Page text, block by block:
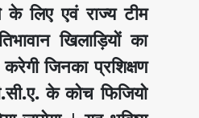
लिए एवं राज्य टीम
खिलाड़ियों का
जिनका प्रशिक्षण
के कोच फिजियो